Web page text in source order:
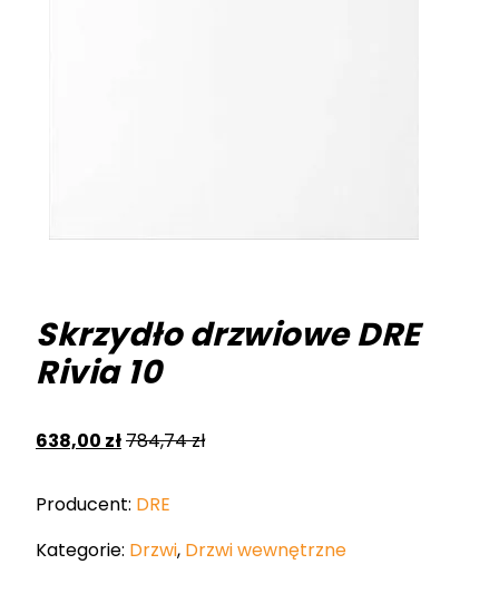
Skrzydło drzwiowe DRE
Rivia 10
638,00 zł784,74zł
Producent: DRE
Kategorie: Drzwi, Drzwi wewnętrzne